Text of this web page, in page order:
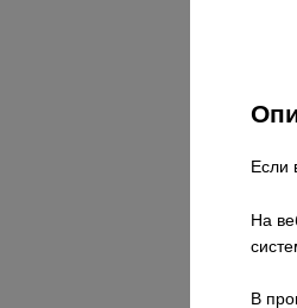
Если
На
В